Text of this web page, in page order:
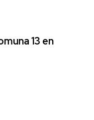
13 en